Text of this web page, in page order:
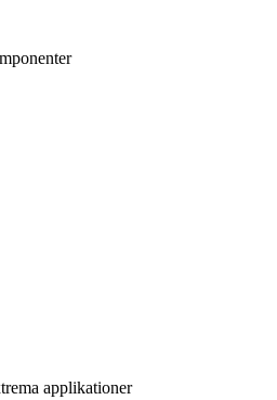
applikationer